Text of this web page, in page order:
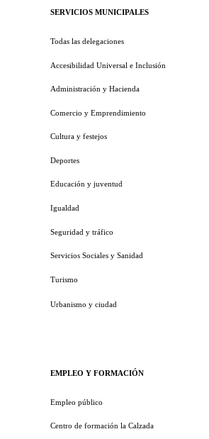
SERVICIOS MUNICIPALES
Todas las delegaciones
Accesibilidad Universal e Inclusión
Administración y Hacienda
Comercio y Emprendimiento
Cultura y festejos
Deportes
Educación y juventud
Igualdad
Seguridad y tráfico
Servicios Sociales y Sanidad
Turismo
Urbanismo y ciudad
EMPLEO Y FORMACIÓN
Empleo público
Centro de formación la Calzada